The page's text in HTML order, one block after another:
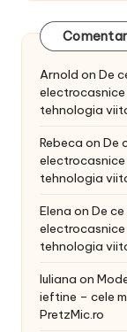
Arnold on De
tehnologia
Rebeca on De
tehnologia
Elena on De
tehnologia
Iuliana on
ieftine – cele
PretzMic.ro